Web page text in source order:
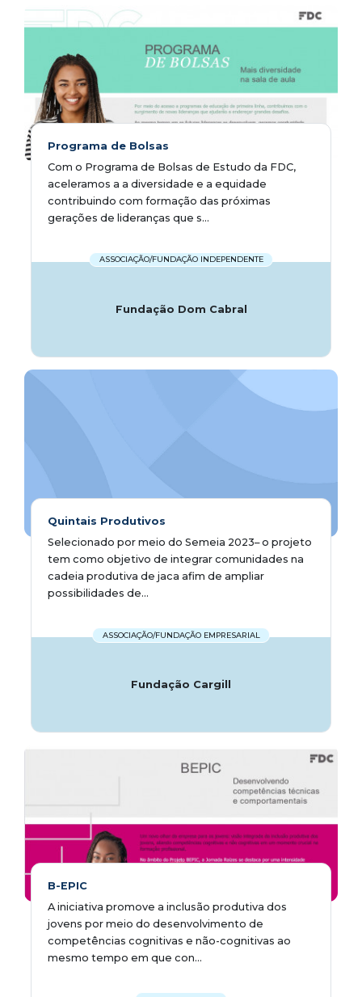
Programa de Bolsas
Com o Programa de Bolsas de Estudo da FDC,
aceleramos a a diversidade e a equidade
contribuindo com formação das próximas
gerações de lideranças que s...
ASSOCIAÇÃO/FUNDAÇÃO INDEPENDENTE
Fundação Dom Cabral
Quintais Produtivos
Selecionado por meio do Semeia 2023– o projeto
tem como objetivo de integrar comunidades na
cadeia produtiva de jaca afim de ampliar
possibilidades de...
ASSOCIAÇÃO/FUNDAÇÃO EMPRESARIAL
Fundação Cargill
B-EPIC
A iniciativa promove a inclusão produtiva dos
jovens por meio do desenvolvimento de
competências cognitivas e não-cognitivas ao
mesmo tempo em que con...